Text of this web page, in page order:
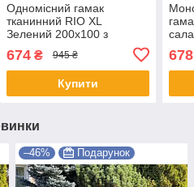
Одномісний гамак
тканинний RIO XL
Зелений 200х100 з
674₴ 945 ₴
Купити
678
–46% Подарунок